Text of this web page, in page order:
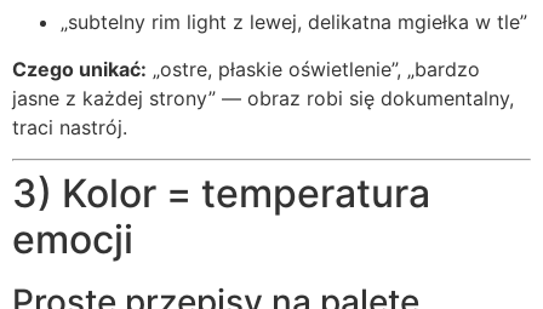
„subtelny rim light z lewej, delikatna mgiełka w tle”
Czego unikać: „ostre, płaskie oświetlenie”, „bardzo
jasne z każdej strony” — obraz robi się dokumentalny,
traci nastrój.
3) Kolor = temperatura
emocji